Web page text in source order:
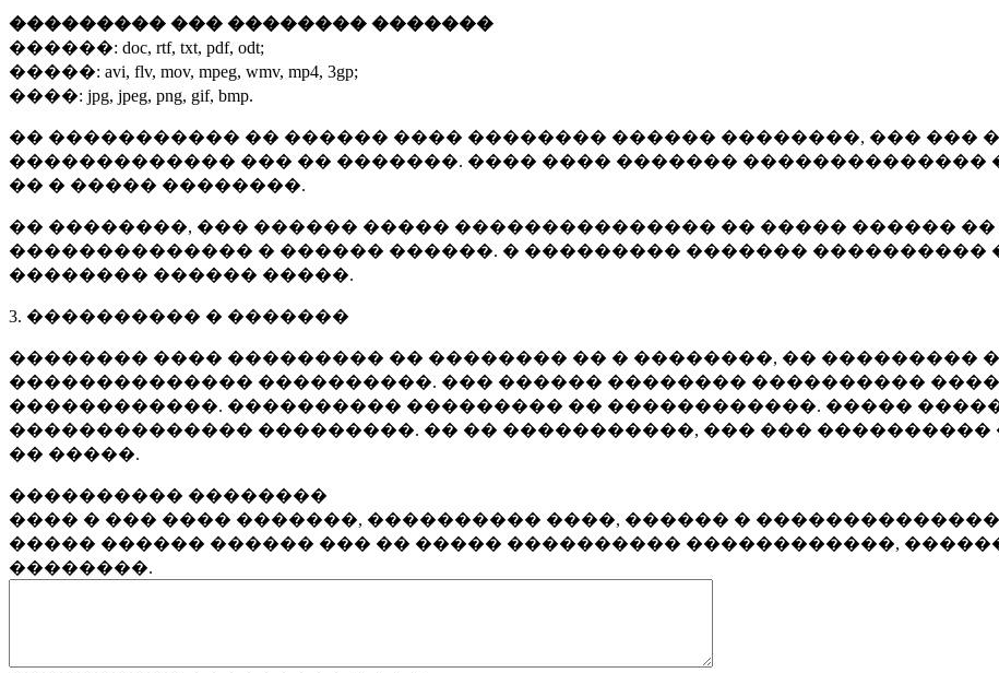
��������� ��� �������� �������
������: doc, rtf, txt, pdf, odt;
�����: avi, flv, mov, mpeg, wmv, mp4, 3gp;
����: jpg, jpeg, png, gif, bmp.
�� ����������� �� ������ ���� �������� ������ ��������, ��� ���
������������� ��� �� �������. ���� ���� ������� ��������������
�� � ����� ��������.
�� ��������, ��� ������ ����� ��������������� �� ����� ������
�������������� � ������ ������. � ��������� ������� ����������
�������� ������ �����.
3. ���������� � �������
�������� ���� ��������� �� �������� �� � ��������, �� ���������
�������������� ����������. ��� ������ �������� ����������
������������. ���������� ��������� �� ������������. �����
�������������� ���������. �� �� �����������, ��� ���
�� �����.
���������� ��������
���� � ��� ���� �������, ���������� ����, ������ �
����� ������ ������ ��� �� ����� ���������� ������������,
��������.